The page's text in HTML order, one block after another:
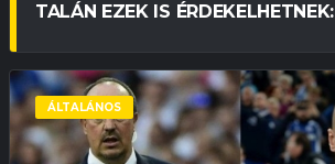
TALÁN EZEK IS ÉRDEKELHETNEK:
ÁLTALÁNOS